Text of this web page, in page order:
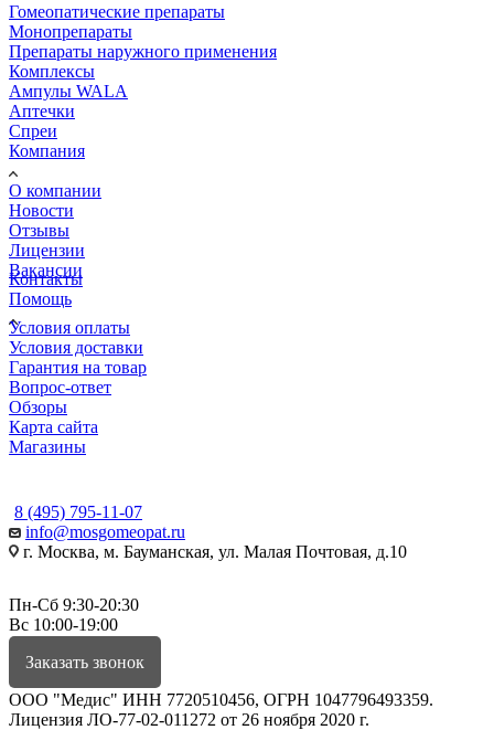
Гомеопатические препараты
Монопрепараты
Препараты наружного применения
Комплексы
Ампулы WALA
Аптечки
Спреи
Компания
О компании
Новости
Отзывы
Лицензии
Вакансии
Контакты
Помощь
Условия оплаты
Условия доставки
Гарантия на товар
Вопрос-ответ
Обзоры
Карта сайта
Магазины
8 (495) 795-11-07
info@mosgomeopat.ru
г. Москва, м. Бауманская, ул. Малая Почтовая, д.10
Пн-Сб 9:30-20:30
Вс 10:00-19:00
Заказать звонок
ООО "Медис" ИНН 7720510456, ОГРН 1047796493359.
Лицензия ЛО-77-02-011272 от 26 ноября 2020 г.